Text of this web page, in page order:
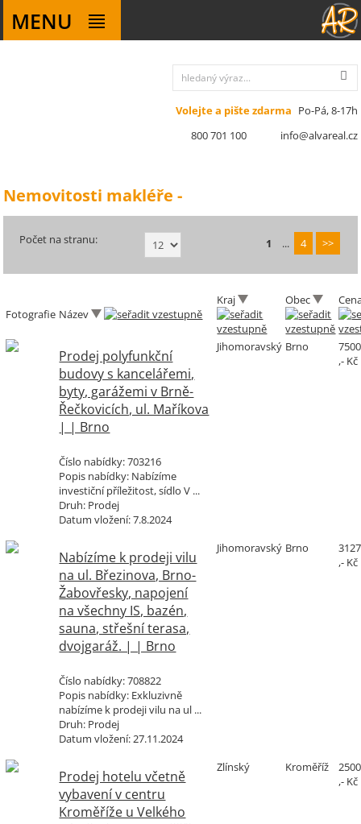
MENU
Volejte a pište zdarma Po-Pá, 8-17h
800 701 100
info@alvareal.cz
Nemovitosti makléře -
Počet na stranu: 1 ... 4 >>
Fotografie Název
Kraj Obec
Prodej polyfunkční
budovy s kancelářemi,
byty, garážemi v Brně-
Řečkovicích, ul. Maříkova
| | Brno
Číslo nabídky:703216
Popis nabídky: Nabízíme
investiční příležitost, sídlo V ...
Druh: Prodej
Datum vložení:7.8.2024
Jihomoravský Brno
,- Kč
Nabízíme k prodeji vilu
na ul. Březinova, Brno-
Žabovřesky, napojení
na všechny IS, bazén,
sauna, střešní terasa,
dvojgaráž. | | Brno
Číslo nabídky:708822
Popis nabídky: Exkluzivně
nabízíme k prodeji vilu na ul ...
Druh: Prodej
Datum vložení:27.11.2024
Jihomoravský Brno
,- Kč
Prodej hotelu včetně
vybavení v centru
Kroměříže u Velkého
Zlínský Kroměříž
,- Kč